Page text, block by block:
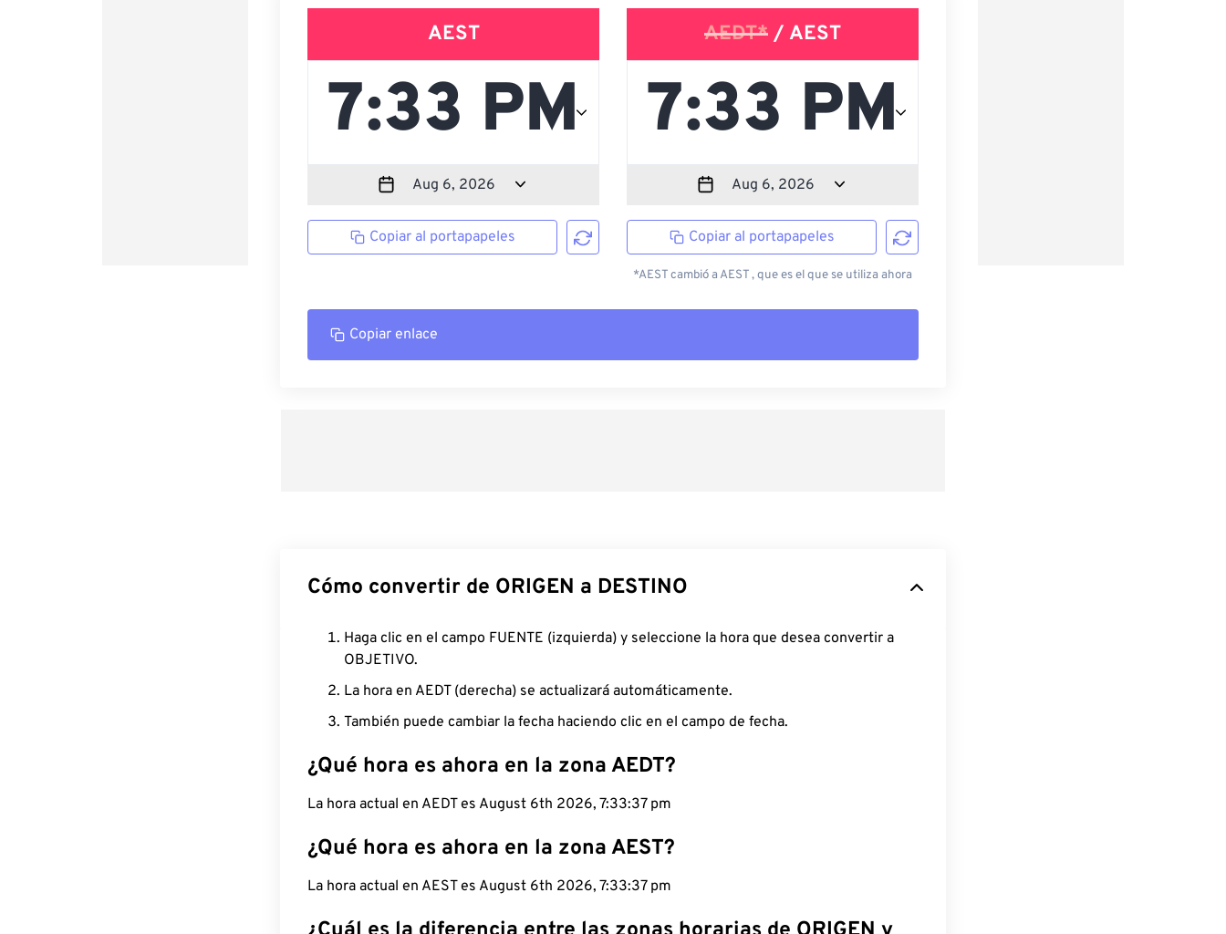
AEST
Copiar al portapapeles
AEDT* / AEST
Copiar al portapapeles
*AEST cambió a AEST , que es el que se utiliza ahora
Copiar enlace
Cómo convertir de ORIGEN a DESTINO
Haga clic en el campo FUENTE (izquierda) y seleccione la hora que desea convertir a
OBJETIVO.
La hora en AEDT (derecha) se actualizará automáticamente.
También puede cambiar la fecha haciendo clic en el campo de fecha.
¿Qué hora es ahora en la zona AEDT?
La hora actual en AEDT es August 6th 2026, 7:33:38 pm
¿Qué hora es ahora en la zona AEST?
La hora actual en AEST es August 6th 2026, 7:33:38 pm